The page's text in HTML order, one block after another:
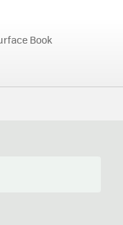
Book